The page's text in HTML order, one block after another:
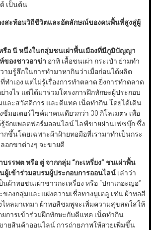
เป็นต้น
งสะท้อนวิถีชีวิตและอัตลักษณ์ของคนพื้นที่สูงสู่ผู้
รือ นี หนึ่งในกลุ่มชนเผ่าพื้นเมืองที่มีภูมิปัญญา
ของชาวอาข่า อาทิ เสื้อชนเผ่า กระเป๋า ย่ามทำ
ามรู้สึกในการทำมาหากินว่าเมื่อก่อนได้ผลิต
ำเอง แต่ไม่รู้เรื่องการทำตลาด ยิ่งการทำตลาด
ย่างไร แต่ได้มาร่วมโครงการฝึกทักษะผู้ประกอบ
ละสวัสดิการ และดีแทค เน็ตทำกิน โดยได้เดิน
มอเตอร์ไซค์มาคนเดียวกว่า 30 กิโลเมตร เพื่อ
จักแพลตฟอร์มออนไลน์ ไลฟ์ขายผ่านเฟซบุ๊ก ซึ่ง
ขึ้นโดยเฉพาะผ้าฝ้ายทอมือที่เรามาทำเป็นกระ
อกขาต่างๆ จะขายดี
รรพต หรือ ตู่ จากกลุ่ม “กะเหรี่ยง” ชนเผ่าพื้น
นผู้เข้าร่วมอบรมผู้ประกอบการออนไลน์เล่าว่า
ผ้าทอชนเผ่าชาวกะเหรี่ยง หรือ “ปกาเกอะญอ”
องกลุ่มและแฝงความเชื่อทางมูเตลู เช่น ผ้าทอสี
ไหลมาเทมา ผ้าทอสีชมพูจะเพิ่มความสุขสดใสให้
การเข้าร่วมฝึกทักษะกับดีแทค เน็ตทำกิน
ายสินค้าออนไลน์ การถ่ายภาพให้สวยเพิ่มขึ้น